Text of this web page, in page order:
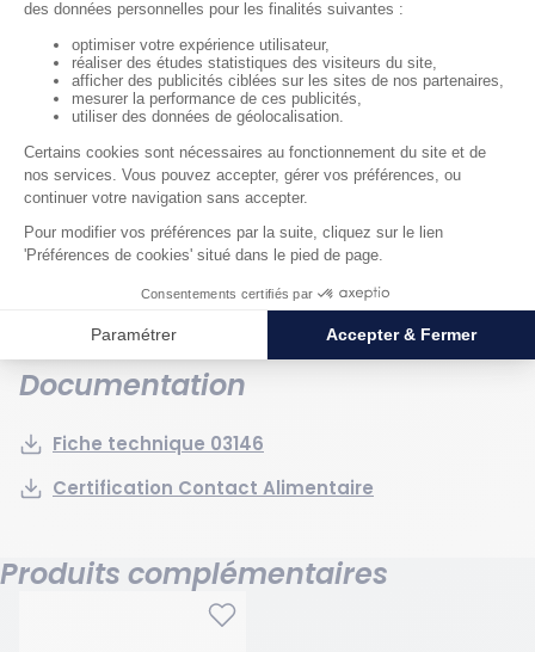
Générales
Poids : 0.45 kg
Hauteur hors tout : 40 mm
Longueur hors tout : 410 mm
Capacité de stockage en volume : 50 l
Matériau : PEHD
Documentation
Fiche technique 03146
Certification Contact Alimentaire
Produits complémentaires